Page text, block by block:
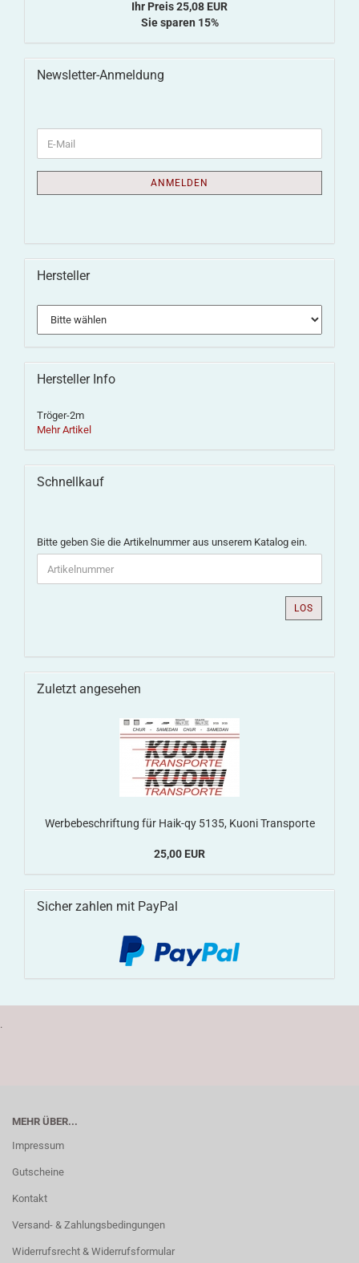
Ihr Preis 25,08 EUR
Sie sparen 15%
Newsletter-Anmeldung
ANMELDEN
Hersteller
Hersteller Info
Tröger-2m
Mehr Artikel
Schnellkauf
Bitte geben Sie die Artikelnummer aus unserem Katalog ein.
LOS
Zuletzt angesehen
Werbebeschriftung für Haik-qy 5135, Kuoni Transporte
25,00 EUR
Sicher zahlen mit PayPal
.
MEHR ÜBER...
Impressum
Gutscheine
Kontakt
Versand- & Zahlungsbedingungen
Widerrufsrecht & Widerrufsformular